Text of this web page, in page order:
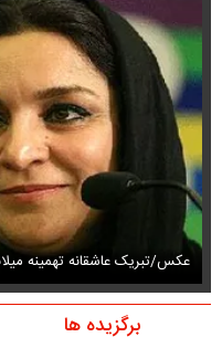
عکس/تبریک عاشقانه تهمینه
برگزیده ها